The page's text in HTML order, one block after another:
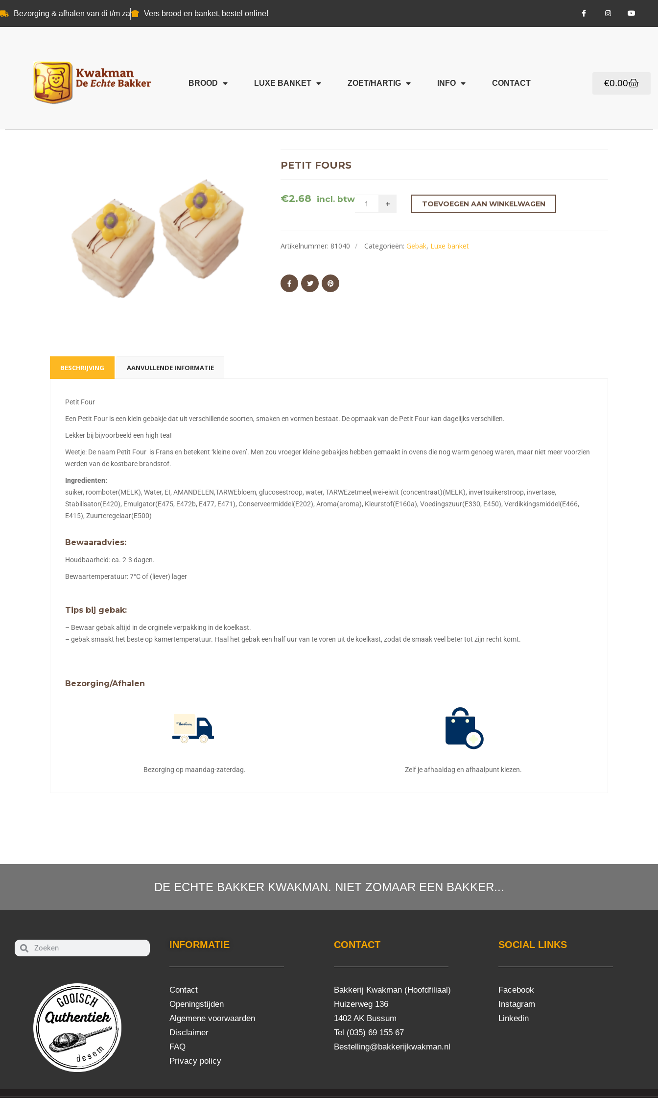
Bezorging & afhalen van di t/m za Vers brood en banket, bestel online!
BROOD LUXE BANKET ZOET/HARTIG INFO CONTACT €0.00
PETIT FOURS
€2.68 incl. btw TOEVOEGEN AAN WINKELWAGEN
Artikelnummer: 81040 Categorieën: Gebak, Luxe banket
BESCHRIJVING AANVULLENDE INFORMATIE
Petit Four
Een Petit Four is een klein gebakje dat uit verschillende soorten, smaken en vormen bestaat. De opmaak van de Petit Four kan dagelijks verschillen.
Lekker bij bijvoorbeeld een high tea!
Weetje: De naam Petit Four is Frans en betekent ‘kleine oven’. Men zou vroeger kleine gebakjes hebben gemaakt in ovens die nog warm genoeg waren, maar niet meer voorzien
werden van de kostbare brandstof.
Ingredienten:
suiker, roomboter(MELK), Water, EI, AMANDELEN,TARWEbloem, glucosestroop, water, TARWEzetmeel,wei-eiwit (concentraat)(MELK), invertsuikerstroop, invertase,
Stabilisator(E420), Emulgator(E475, E472b, E477, E471), Conserveermiddel(E202), Aroma(aroma), Kleurstof(E160a), Voedingszuur(E330, E450), Verdikkingsmiddel(E466,
E415), Zuurteregelaar(E500)
Bewaaradvies:
Houdbaarheid: ca. 2-3 dagen.
Bewaartemperatuur: 7°C of (liever) lager
Tips bij gebak:
– Bewaar gebak altijd in de orginele verpakking in de koelkast.
– gebak smaakt het beste op kamertemperatuur. Haal het gebak een half uur van te voren uit de koelkast, zodat de smaak veel beter tot zijn recht komt.
Bezorging/Afhalen
Bezorging op maandag-zaterdag. Zelf je afhaaldag en afhaalpunt kiezen.
DE ECHTE BAKKER KWAKMAN. NIET ZOMAAR EEN BAKKER...
INFORMATIE
Contact
Openingstijden
Algemene voorwaarden
Disclaimer
FAQ
Privacy policy
CONTACT
Bakkerij Kwakman (Hoofdfiliaal)
Huizerweg 136
1402 AK Bussum
Tel (035) 69 155 67
Bestelling@bakkerijkwakman.nl
SOCIAL LINKS
Facebook
Instagram
Linkedin